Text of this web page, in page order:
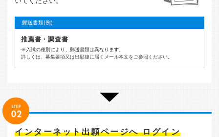
郵送書類(例)
推薦書・調査書
※入試の種別により、郵送書類は異なります。
詳しくは、募集要項又は出願後に届くメール本文をご参照ください。
インターネット出願ページへ ログイン